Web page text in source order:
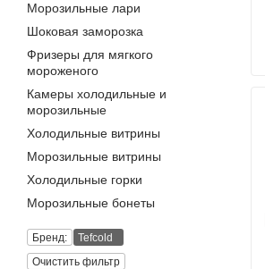
Морозильные лари
Шоковая заморозка
Фризеры для мягкого
мороженого
Камеры холодильные и
морозильные
Холодильные витрины
Морозильные витрины
Холодильные горки
Морозильные бонеты
Бренд:
Tefcold
Очистить фильтр